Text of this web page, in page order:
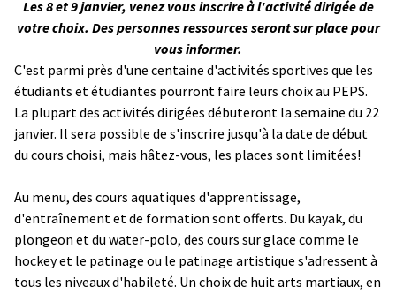
Les 8 et 9 janvier, venez vous inscrire à l'activité dirigée de
votre choix. Des personnes ressources seront sur place pour
vous informer.
C'est parmi près d'une centaine d'activités sportives que les
étudiants et étudiantes pourront faire leurs choix au PEPS.
La plupart des activités dirigées débuteront la semaine du 22
janvier. Il sera possible de s'inscrire jusqu'à la date de début
du cours choisi, mais hâtez-vous, les places sont limitées!
Au menu, des cours aquatiques d'apprentissage,
d'entraînement et de formation sont offerts. Du kayak, du
plongeon et du water-polo, des cours sur glace comme le
hockey et le patinage ou le patinage artistique s'adressent à
tous les niveaux d'habileté. Un choix de huit arts martiaux, en